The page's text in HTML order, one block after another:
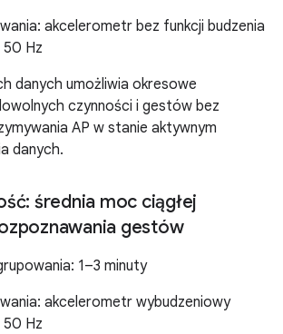
akcelerometr bez funkcji budzenia
Hz
danych umożliwia okresowe
czynności i gestów bez
AP w stanie aktywnym
danych.
średnia moc ciągłej
gestów
1–3 minuty
akcelerometr wybudzeniowy
Hz